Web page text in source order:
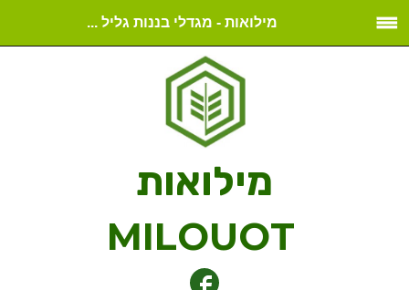
מילואות - מגדלי בננות גליל ...
MILOUOT
מילואות